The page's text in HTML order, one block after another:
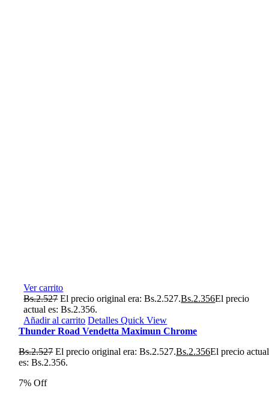
Ver carrito
Bs.2.527 El precio original era: Bs.2.527.Bs.2.356El precio
actual es: Bs.2.356.
Añadir al carrito Detalles Quick View
Thunder Road Vendetta Maximun Chrome
Bs.2.527 El precio original era: Bs.2.527.Bs.2.356El precio actual
es: Bs.2.356.
7% Off